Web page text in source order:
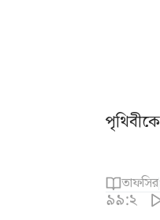
তাফসির
৯৯:২